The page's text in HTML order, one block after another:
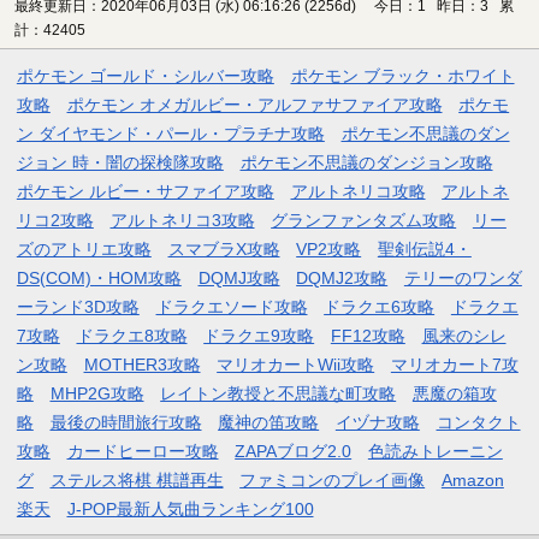
最終更新日：2020年06月03日 (水) 06:16:26 (2256d)
今日：1 昨日：3 累
計：42405
ポケモン ゴールド・シルバー攻略
ポケモン ブラック・ホワイト
攻略
ポケモン オメガルビー・アルファサファイア攻略
ポケモ
ン ダイヤモンド・パール・プラチナ攻略
ポケモン不思議のダン
ジョン 時・闇の探検隊攻略
ポケモン不思議のダンジョン攻略
ポケモン ルビー・サファイア攻略
アルトネリコ攻略
アルトネ
リコ2攻略
アルトネリコ3攻略 グランファンタズム攻略
リー
ズのアトリエ攻略
スマブラX攻略 VP2攻略
聖剣伝説4・
DS(COM)・HOM攻略
DQMJ攻略 DQMJ2攻略
テリーのワンダ
ーランド3D攻略
ドラクエソード攻略 ドラクエ6攻略
ドラクエ
7攻略
ドラクエ8攻略 ドラクエ9攻略 FF12攻略
風来のシレ
ン攻略
MOTHER3攻略 マリオカートWii攻略
マリオカート7攻
略
MHP2G攻略 レイトン教授と不思議な町攻略
悪魔の箱攻
略
最後の時間旅行攻略 魔神の笛攻略 イヅナ攻略
コンタクト
攻略
カードヒーロー攻略 ZAPAブログ2.0
色読みトレーニン
グ
ステルス将棋 棋譜再生 ファミコンのプレイ画像
Amazon
楽天
J-POP最新人気曲ランキング100